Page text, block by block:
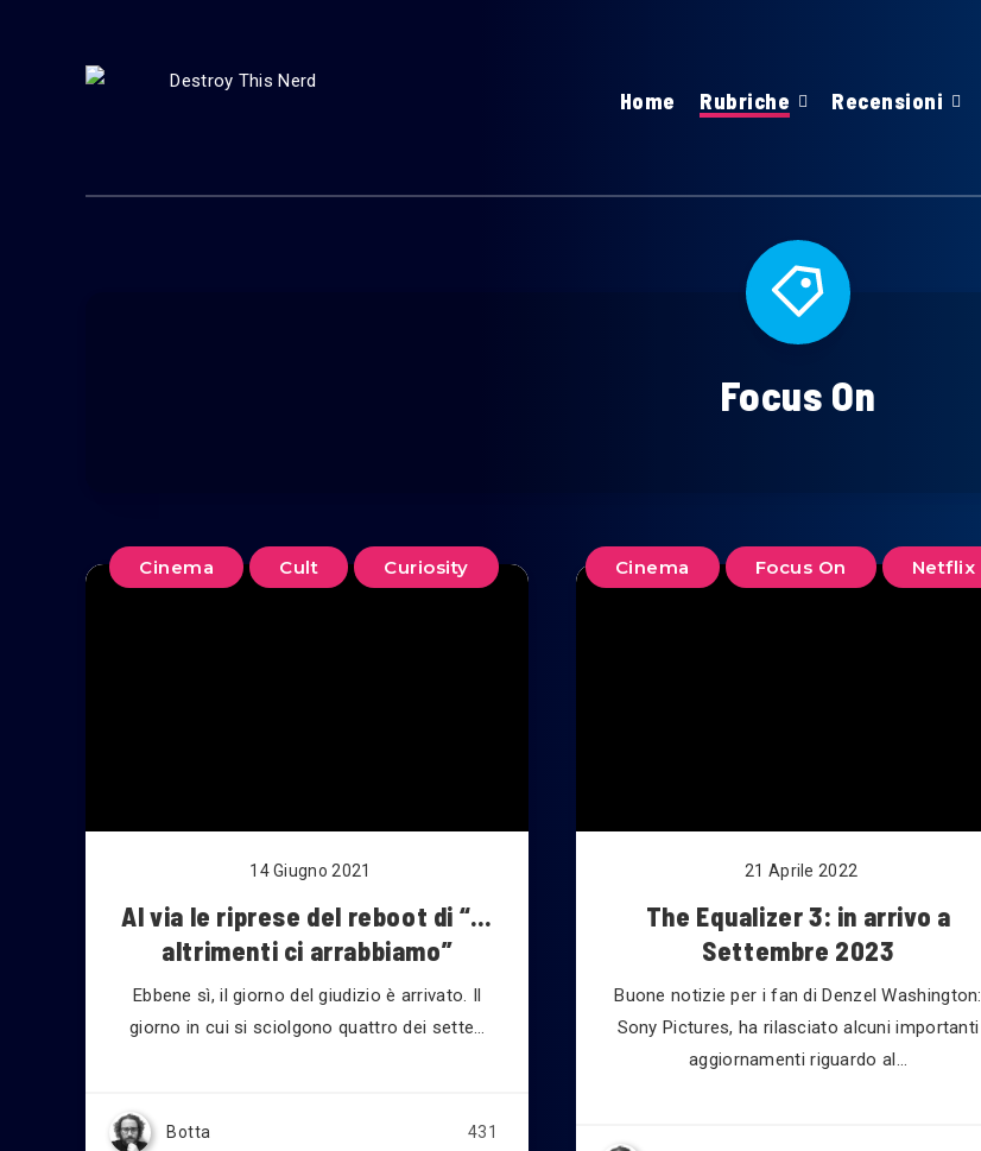
Home Rubriche Recensioni
Focus On
Cinema Focus On Netflix
21 Aprile 2022
The Equalizer 3: in arrivo a
Settembre 2023
Buone notizie per i fan di Denzel Washington:
Sony Pictures, ha rilasciato alcuni importanti
aggiornamenti riguardo al…
Cinema Cult Curiosity
14 Giugno 2021
Al via le riprese del reboot di “…
altrimenti ci arrabbiamo”
Ebbene sì, il giorno del giudizio è arrivato. Il
giorno in cui si sciolgono quattro dei sette…
Botta 431